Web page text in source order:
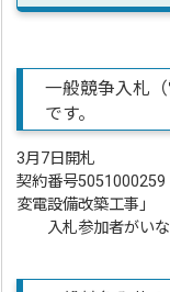
一般競争入札
です。
3月7日開札
契約番号
変電設備改築工事」
入札参加者がいな